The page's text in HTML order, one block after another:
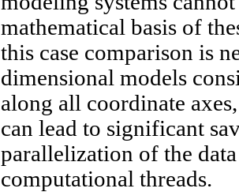
mathematical basis of
this case comparison is
dimensional models
along all coordinate
can lead to significant
parallelization of the
computational threads.